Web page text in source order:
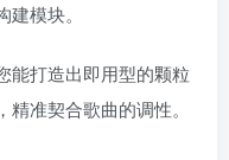
模块。
能打造出即用型的颗粒
准契合歌曲的调性。